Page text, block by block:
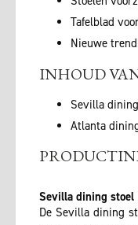
Tafelblad
Nieuwe
INHOUD
Sevilla
Atlanta
Sevilla dining stoel
De Sevilla dining